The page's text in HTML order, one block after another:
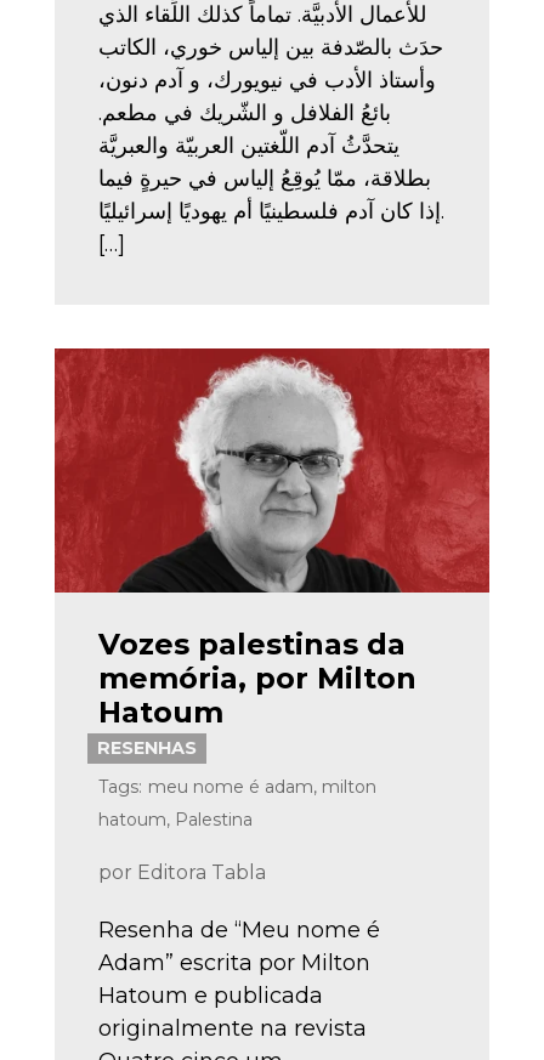
للأعمال الأدبيَّة. تماماً كذلك اللِّقاء الذي
حدَث بالصّدفة بين إلياس خوري، الكاتب
وأستاذ الأدب في نيويورك، و آدم دنون،
بائعُ الفلافل و الشّريك في مطعم.
يتحدَّثُ آدم اللّغتين العربيّة والعبريَّة
بطلاقة، ممّا يُوقِعُ إلياس في حيرةٍ فيما
إذا كان آدم فلسطينيًا أم يهوديًا إسرائيليًا.
[…]
Vozes palestinas da
memória, por Milton
Hatoum
RESENHAS
Tags: meu nome é adam, milton
hatoum, Palestina
por Editora Tabla
Resenha de “Meu nome é
Adam” escrita por Milton
Hatoum e publicada
originalmente na revista